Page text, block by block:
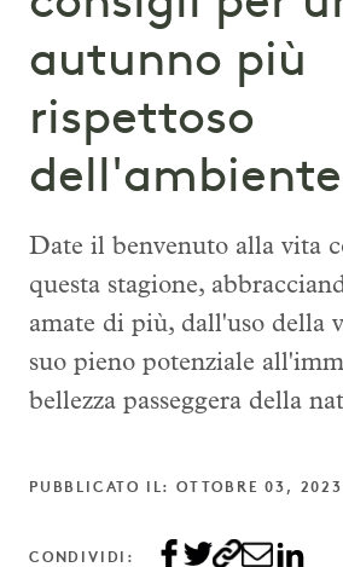
autunno più
rispettoso
dell'ambiente
Date il benvenuto alla vita
questa stagione,
amate di più, dall'uso della
suo pieno potenziale
bellezza passeggera della
PUBBLICATO IL: OTTOBRE 03, 2023
CONDIVIDI: